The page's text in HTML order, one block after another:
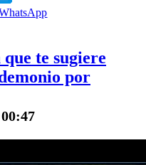
te sugiere
por